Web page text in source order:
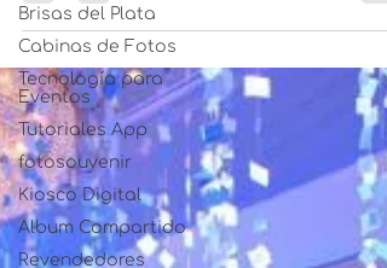
Brisas del Plata
Cabinas de Fotos
Tecnología para
Eventos
Tutoriales App
fotosouvenir
Kiosco Digital
Album Compartido
Revendedores
#QuieroSelfie en la fiesta de Halloween.
Una producción impresionante realizada
en El Dorado Eventos...